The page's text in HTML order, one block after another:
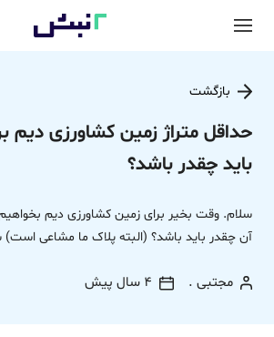
بازگشت
حداقل متراژ زمین کشاورزی دیم
باید چقدر باشد؟
سلام. وقت بخیر برای زمین کشاورزی دیم
آن چقدر باید باشد؟ (البته پلاک ما مشاعی است)
مجتبی . 4 سال پیش